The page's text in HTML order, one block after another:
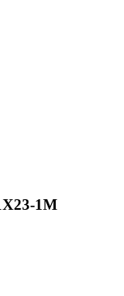
1M